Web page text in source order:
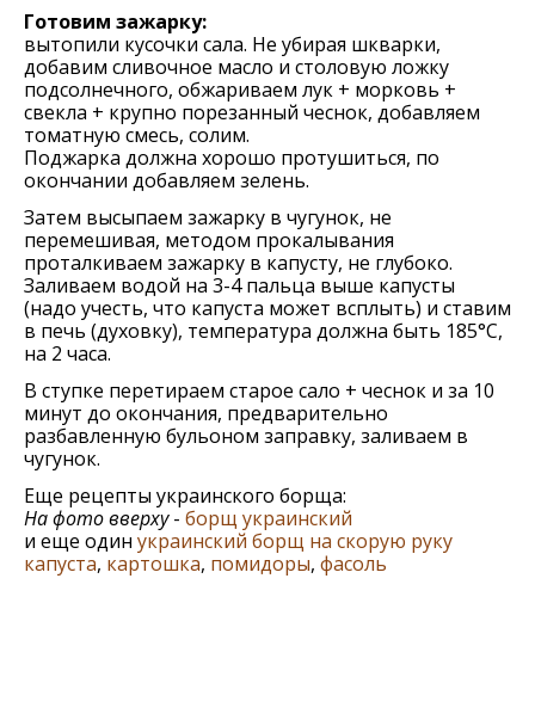
Готовим зажарку:
вытопили кусочки сала. Не убирая шкварки,
добавим сливочное масло и столовую ложку
подсолнечного, обжариваем лук + морковь +
свекла + крупно порезанный чеснок, добавляем
томатную смесь, солим.
Поджарка должна хорошо протушиться, по
окончании добавляем зелень.
Затем высыпаем зажарку в чугунок, не
перемешивая, методом прокалывания
проталкиваем зажарку в капусту, не глубоко.
Заливаем водой на 3-4 пальца выше капусты
(надо учесть, что капуста может всплыть) и ставим
в печь (духовку), температура должна быть 185°C,
на 2 часа.
В ступке перетираем старое сало + чеснок и за 10
минут до окончания, предварительно
разбавленную бульоном заправку, заливаем в
чугунок.
Еще рецепты украинского борща:
На фото вверху- борщ украинский
и еще один украинский борщ на скорую руку
капуста, картошка, помидоры, фасоль